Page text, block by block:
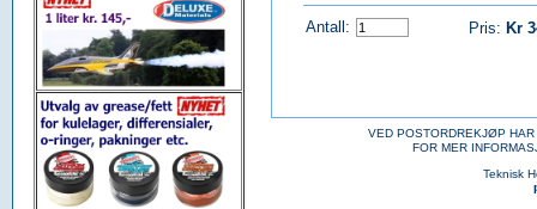
Antall: Pris: Kr
VED POSTORDREKJØP
FOR MER
Teknisk